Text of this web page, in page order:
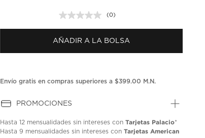
Sin
puntuación.
en
la
(0)
AÑADIR A LA BOLSA
Envío gratis en compras superiores a $399.00 M.N.
PROMOCIONES
Hasta12 mensualidades sin intereses conTarjetas Palacio*
Hasta9 mensualidades sin intereses conTarjetas American